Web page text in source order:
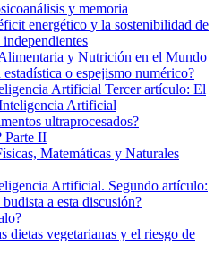
y memoria
energético y la sostenibilidad de
y Nutrición en el Mundo
o espejismo numérico?
Artificial Tercer artículo: El
Artificial
ultraprocesados?
Parte II
Matemáticas y Naturales
Artificial. Segundo artículo:
a esta discusión?
dietas vegetarianas y el riesgo de